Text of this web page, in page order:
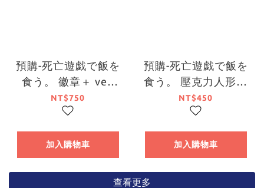
預購-死亡遊戯で飯を
食う。 徽章＋ ver.
GOLDEN BATH BOX
販售【日本進口精
品】
NT$750
加入購物車
預購-死亡遊戯で飯を
食う。 壓克力人形立
牌 系列（GOLDEN
BATH）【日本進口精
品】
NT$450
加入購物車
查看更多